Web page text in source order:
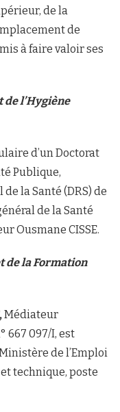
de la
de
à faire valoir ses
l’Hygiène
d’un Doctorat
Publique,
la Santé (DRS) de
de la Santé
Ousmane CISSE.
de la Formation
Médiateur
667 097/I, est
de l’Emploi
technique, poste